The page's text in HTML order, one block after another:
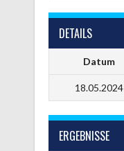
DETAILS
Datum
18.05.2024
ERGEBNISSE